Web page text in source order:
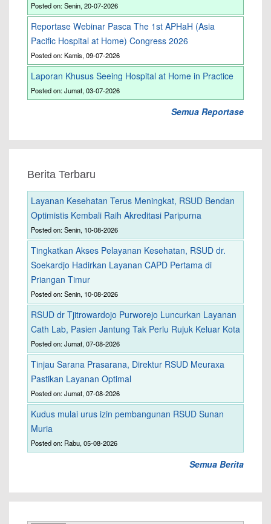
Posted on: Senin, 20-07-2026
Reportase Webinar Pasca The 1st APHaH (Asia
Pacific Hospital at Home) Congress 2026
Posted on: Kamis, 09-07-2026
Laporan Khusus Seeing Hospital at Home in Practice
Posted on: Jumat, 03-07-2026
Semua Reportase
Berita Terbaru
Layanan Kesehatan Terus Meningkat, RSUD Bendan
Optimistis Kembali Raih Akreditasi Paripurna
Posted on: Senin, 10-08-2026
Tingkatkan Akses Pelayanan Kesehatan, RSUD dr.
Soekardjo Hadirkan Layanan CAPD Pertama di
Priangan Timur
Posted on: Senin, 10-08-2026
RSUD dr Tjitrowardojo Purworejo Luncurkan Layanan
Cath Lab, Pasien Jantung Tak Perlu Rujuk Keluar Kota
Posted on: Jumat, 07-08-2026
Tinjau Sarana Prasarana, Direktur RSUD Meuraxa
Pastikan Layanan Optimal
Posted on: Jumat, 07-08-2026
Kudus mulai urus izin pembangunan RSUD Sunan
Muria
Posted on: Rabu, 05-08-2026
Semua Berita